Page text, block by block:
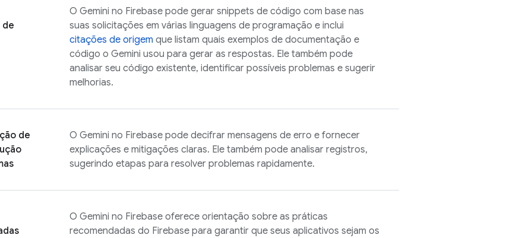
de
O Gemini no Firebase pode gerar snippets de código com base nas
suas solicitações em várias linguagens de programação e inclui
citações de origem que listam quais exemplos de documentação e
código o Gemini usou para gerar as respostas. Ele também pode
analisar seu código existente, identificar possíveis problemas e sugerir
melhorias.
de
O Gemini no Firebase pode decifrar mensagens de erro e fornecer
explicações e mitigações claras. Ele também pode analisar registros,
sugerindo etapas para resolver problemas rapidamente.
O Gemini no Firebase oferece orientação sobre as práticas
recomendadas do Firebase para garantir que seus aplicativos sejam os